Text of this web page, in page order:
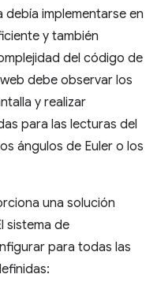
implementarse en
y también
del código de
debe observar los
y realizar
para las lecturas del
ángulos de Euler o los
una solución
sistema de
para todas las